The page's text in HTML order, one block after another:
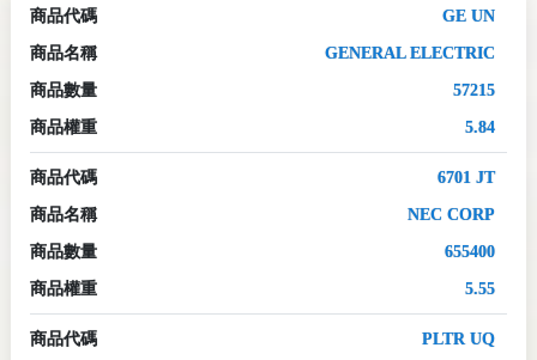
商品代碼 GE UN
商品名稱 GENERAL ELECTRIC
商品數量 57215
商品權重 5.84
商品代碼 6701 JT
商品名稱 NEC CORP
商品數量 655400
商品權重 5.55
商品代碼 PLTR UQ